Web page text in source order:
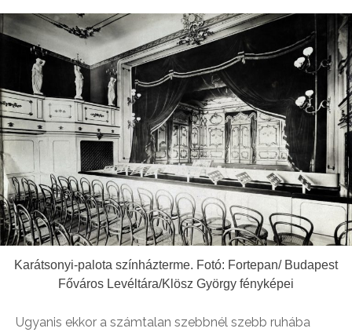
Karátsonyi-palota színházterme. Fotó: Fortepan/ Budapest
Főváros Levéltára/Klösz György fényképei
Ugyanis ekkor a számtalan szebbnél szebb ruhába